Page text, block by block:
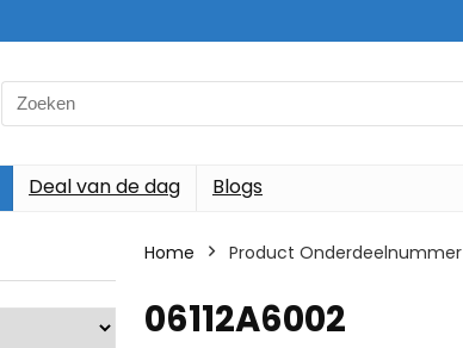
Search
for:
Deal van de dag Blogs
Home Product Onderdeelnummer
‎06112A6002